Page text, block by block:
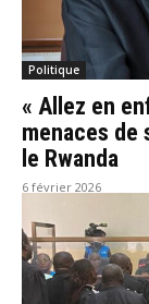
Politique
« Allez en
menaces de
le Rwanda
6 février 2026